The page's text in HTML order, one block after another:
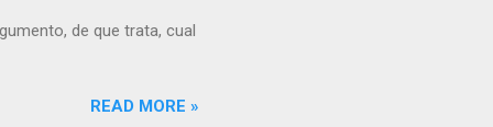
de que trata, cual
READ MORE »